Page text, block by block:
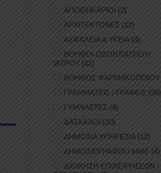
ΑΠΟΘΗΚΑΡΙΟΙ (2)
ΑΡΧΙΤΕΚΤΟΝΕΣ (12)
ΑΣΦΑΛΕΙΑ & ΥΓΕΙΑ (3)
ΒΟΗΘΟΙ ΟΔΟΝΤΙΑΤΡΟΥ/
ΙΑΤΡΟΥ(11)
ΒΟΗΘΟΣ ΦΑΡΜΑΚΟΠΟΙΟΥ
ΓΡΑΜΜΑΤΕΙΣ / ΓΡΑΦΕΙΣ (38)
ΓΥΜΝΑΣΤΕΣ (4)
ΔΑΣΚΑΛΟΙ (10)
ΔΗΜΟΣΙΑ ΥΠΗΡΕΣΙΑ (12)
ΔΗΜΟΣΙΟΓΡΑΦΟΙ / ΜΜΕ (4)
ΔΙΟΙΚΗΣΗ ΕΠΙΧΕΙΡΗΣΕΩΝ /